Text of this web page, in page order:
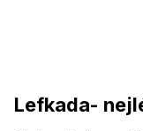
Lefkada-